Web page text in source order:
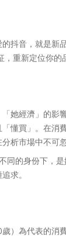
抖音，就是新
重新定位你的
她經濟」的影
懂買」。在消
析市場中不可
同的身份下，
求。
）為代表的消